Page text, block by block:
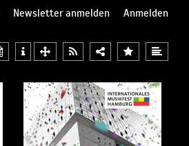
Newsletter anmelden
Anmelden